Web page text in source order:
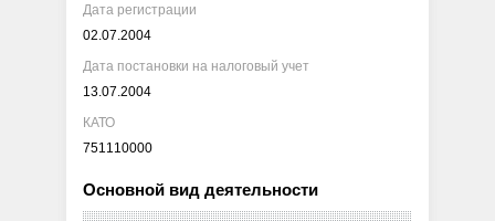
Дата регистрации
02.07.2004
Дата постановки на налоговый учет
13.07.2004
КАТО
751110000
Основной вид деятельности